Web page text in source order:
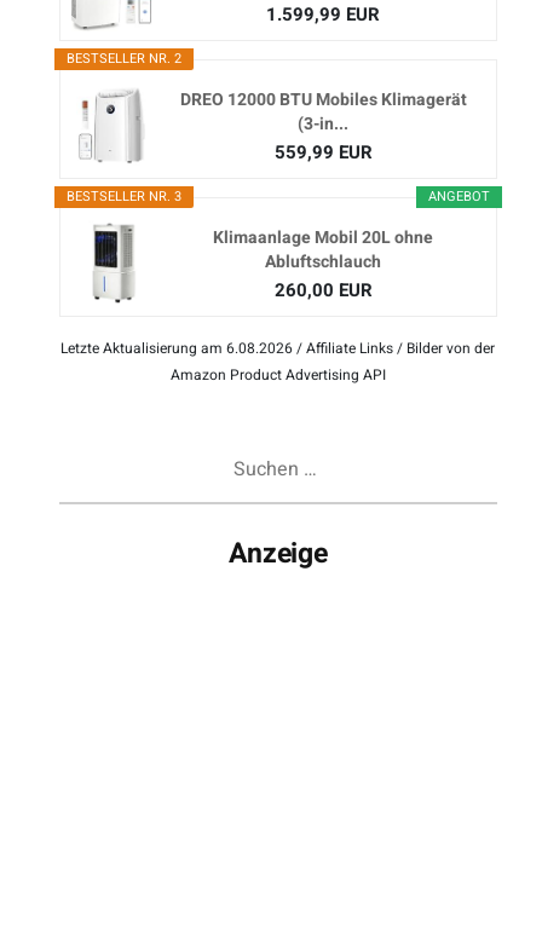
1.599,99 EUR
BESTSELLER NR. 2
DREO 12000 BTU Mobiles Klimagerät
(3-in...
559,99 EUR
ANGEBOT
BESTSELLER NR. 3
Klimaanlage Mobil 20L ohne
Abluftschlauch
260,00 EUR
Letzte Aktualisierung am 6.08.2026 / Affiliate Links / Bilder von der
Amazon Product Advertising API
Anzeige